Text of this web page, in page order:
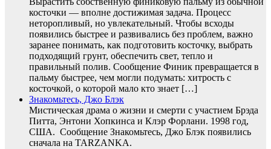
косточки — вполне достижимая задача. Процесс
неторопливый, но увлекательный. Чтобы всходы
появились быстрее и развивались без проблем, важно
заранее понимать, как подготовить косточку, выбрать
подходящий грунт, обеспечить свет, тепло и
правильный полив. Сообщение Финик превращается в
пальму быстрее, чем могли подумать: хитрость с
косточкой, о которой мало кто знает […]
Знакомьтесь, Джо Блэк
Мистическая драма о жизни и смерти с участием Брэда
Питта, Энтони Хопкинса и Клэр Форлани. 1998 год,
США. Сообщение Знакомьтесь, Джо Блэк появились
сначала на TARZANKA.